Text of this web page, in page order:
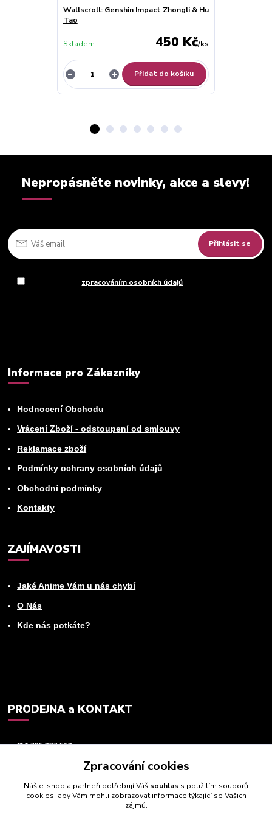
Wallscroll: Genshin Impact Zhongli & Hu
Tao
450 Kč/ks
Skladem
Přidat do košíku
Nepropásněte novinky, akce a slevy!
Přihlásit se
zpracováním osobních údajů
Informace pro Zákazníky
Hodnocení Obchodu
Vrácení Zboží - odstoupení od smlouvy
Reklamace zboží
Podmínky ochrany osobních údajů
Obchodní podmínky
Kontakty
ZAJÍMAVOSTI
Jaké Anime Vám u nás chybí
O Nás
Kde nás potkáte?
PRODEJNA a KONTAKT
+420725 237 512
Zpracování cookies
Náš e-shop a partneři potřebují Váš souhlas s použitím souborů
cookies, aby Vám mohli zobrazovat informace týkající se Vašich
zájmů.